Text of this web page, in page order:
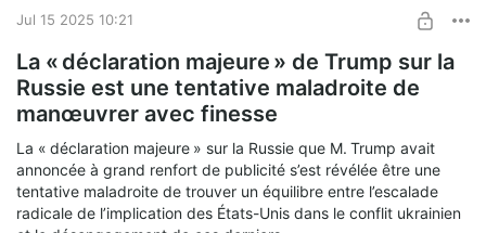
Jul 15 2025 10:21
La « déclaration majeure » de Trump sur la
Russie est une tentative maladroite de
manœuvrer avec finesse
La « déclaration majeure » sur la Russie que M. Trump avait
annoncée à grand renfort de publicité s’est révélée être une
tentative maladroite de trouver un équilibre entre l’escalade
radicale de l’implication des États-Unis dans le conflit ukrainien